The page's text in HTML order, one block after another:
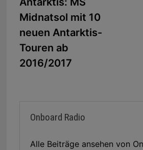
Midnatsol mit 10
neuen Antarktis-
Touren ab
2016/2017
Onboard Radio
Alle Beiträge ansehen von